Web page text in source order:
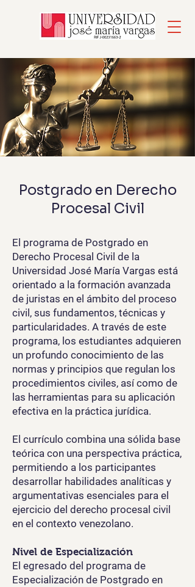
Postgrado en Derecho
Procesal Civil
El programa de Postgrado en
Derecho Procesal Civil de la
Universidad José María Vargas está
orientado a la formación avanzada
de juristas en el ámbito del proceso
civil, sus fundamentos, técnicas y
particularidades. A través de este
programa, los estudiantes adquieren
un profundo conocimiento de las
normas y principios que regulan los
procedimientos civiles, así como de
las herramientas para su aplicación
efectiva en la práctica jurídica.
El currículo combina una sólida base
teórica con una perspectiva práctica,
permitiendo a los participantes
desarrollar habilidades analíticas y
argumentativas esenciales para el
ejercicio del derecho procesal civil
en el contexto venezolano.
Nivel de Especialización
El egresado del programa de
Especialización de Postgrado en